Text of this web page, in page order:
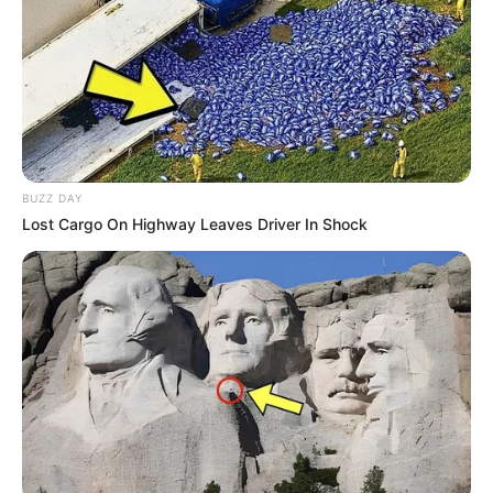
Vamos começar mostrando um tutorial em vídeo
que ensina a fazer uma cortina sem costura. Para
produzi-la, você só vai precisar de um tecido voil,
cola universal, ilhoses e fitas de pompom. Veja só
como é fácil!
BUZZ DAY
Lost Cargo On Highway Leaves Driver In Shock